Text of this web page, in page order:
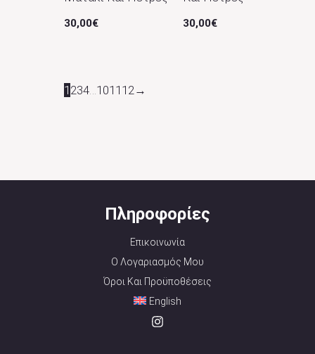
30,00€ 30,00€
1 234…1011 12→
Πληροφορίες
Επικοινωνία
Ο Λογαριασμός Μου
Όροι Και Προϋποθέσεις
English